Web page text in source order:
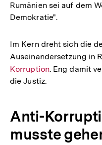
Rumänien sei auf dem
Demokratie".
Im Kern dreht sich die
Auseinandersetzung in
Korruption. Eng damit
die Justiz.
Anti-
musste